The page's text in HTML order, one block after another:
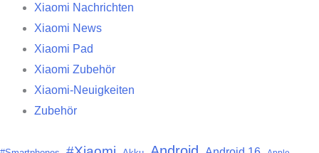
Xiaomi Nachrichten
Xiaomi News
Xiaomi Pad
Xiaomi Zubehör
Xiaomi-Neuigkeiten
Zubehör